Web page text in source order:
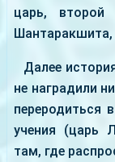
царь,
Шантаракшита,
Далее
не наградили
переродиться
учения (царь
там, где